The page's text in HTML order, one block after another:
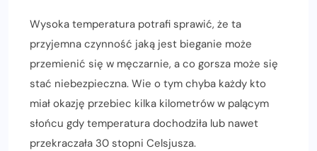
Wysoka temperatura potrafi sprawić, że ta
przyjemna czynność jaką jest bieganie może
przemienić się w męczarnie, a co gorsza może się
stać niebezpieczna. Wie o tym chyba każdy kto
miał okazję przebiec kilka kilometrów w palącym
słońcu gdy temperatura dochodziła lub nawet
przekraczała 30 stopni Celsjusza.